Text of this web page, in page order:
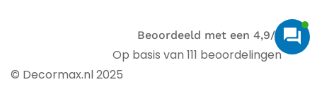
© Decormax.nl 2025
Beoordeeld met een 4,9/5
Op basis van 111 beoordelingen